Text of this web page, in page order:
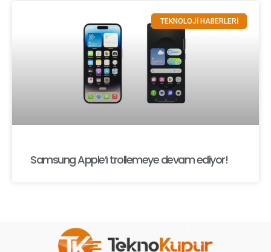
TEKNOLOJİ HABERLERİ
Samsung Apple’ı trollemeye devam ediyor!